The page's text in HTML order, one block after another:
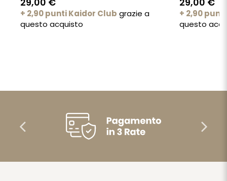
+ 2,90 punti Kaidor Club grazie a
questo acquisto
+ 2,90
questo